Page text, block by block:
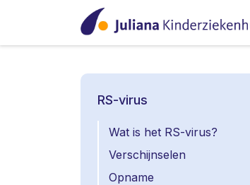
RS-virus
Wat is het RS-virus?
Verschijnselen
Opname